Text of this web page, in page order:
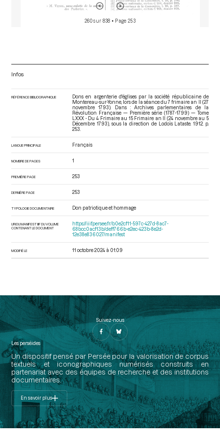
260 sur 838 • Page 253
Infos
RÉFÉRENCE BIBLIOGRAPHIQUE
Dons en argenterie d'églises par la société républicaine de
Montereau-sur-Yonne, lors de la séance du 7 frimaire an II (27
novembre 1793). Dans : Archives parlementaires de la
Révolution Française — Première série (1787-1799) — Tome
LXXX - Du 4 Frimaire au 15 Frimaire an II (24 novembre au 5
Décembre 1793), sous la direction de Lodoïs Lataste. 1912. p.
253.
LANGUE PRINCIPALE Français
NOMBRE DE PAGES 1
PREMIÈRE PAGE 253
DERNIÈRE PAGE 253
TYPOLOGIE DOCUMENTAIRE Don patriotique et hommage
URI DU MANIFEST IIIF DU VOLUME
CONTENANT LE DOCUMENT
https://iiif.persee.fr/b0e2cf11-597c-427d-8ac7-
68bcc0acf13b/deff766b-e2ec-423b-8e2d-
12e38e836027/manifest
MODIFIÉ LE 11 octobre 2024 à 01:09
Suivez-nous
Les perséides
Un dispositif pensé par Persée pour la valorisation de corpus
textuels et iconographiques numérisés construits en
partenariat avec des équipes de recherche et des institutions
documentaires.
En savoir plus